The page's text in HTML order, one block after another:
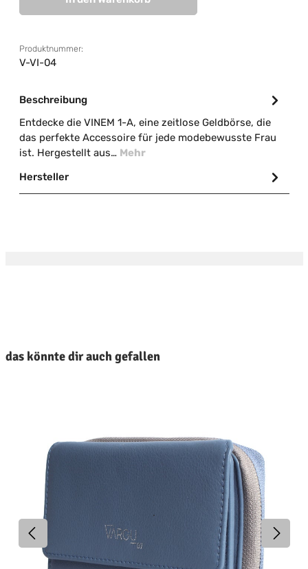
Produktnummer:
V-VI-04
Beschreibung
Entdecke die VINEM 1-A, eine zeitlose Geldbörse, die
das perfekte Accessoire für jede modebewusste Frau
ist. Hergestellt aus… Mehr
Hersteller
das könnte dir auch gefallen